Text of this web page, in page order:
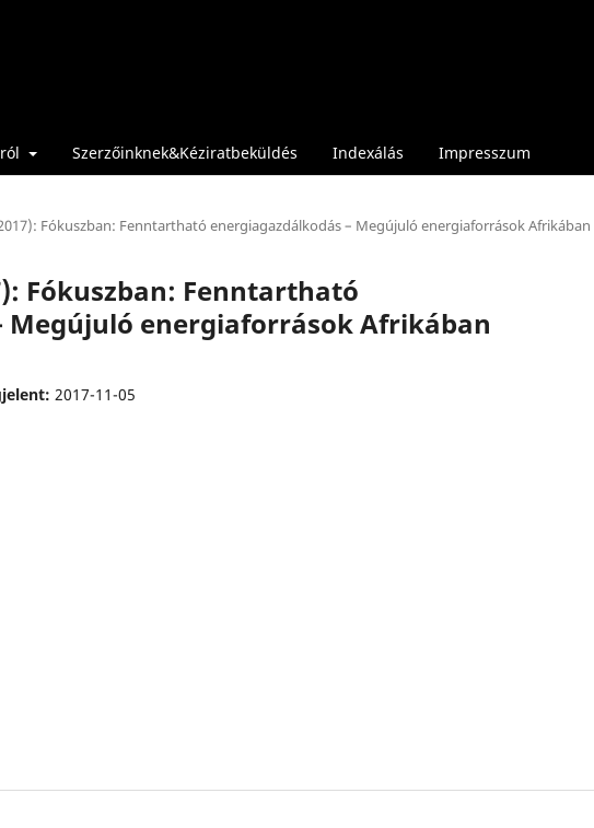
Szerzőinknek&Kéziratbeküldés Indexálás Impresszum
Fókuszban: Fenntartható energiagazdálkodás – Megújuló energiaforrások Afrikában
Fókuszban: Fenntartható
Megújuló energiaforrások Afrikában
2017-11-05